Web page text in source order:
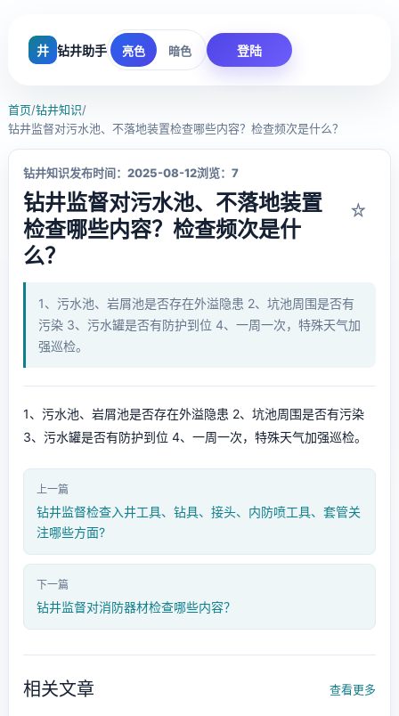
井 钻井助手 亮色 暗色 登陆
首页/钻井知识/
钻井监督对污水池、不落地装置检查哪些内容？检查频次是什么？
钻井知识发布时间：2025-08-12浏览：7
钻井监督对污水池、不落地装置
检查哪些内容？检查频次是什
么？
☆
1、污水池、岩屑池是否存在外溢隐患 2、坑池周围是否有
污染 3、污水罐是否有防护到位 4、一周一次，特殊天气加
强巡检。
1、污水池、岩屑池是否存在外溢隐患 2、坑池周围是否有污染
3、污水罐是否有防护到位 4、一周一次，特殊天气加强巡检。
上一篇
钻井监督检查入井工具、钻具、接头、内防喷工具、套管关
注哪些方面?
下一篇
钻井监督对消防器材检查哪些内容？
相关文章 查看更多